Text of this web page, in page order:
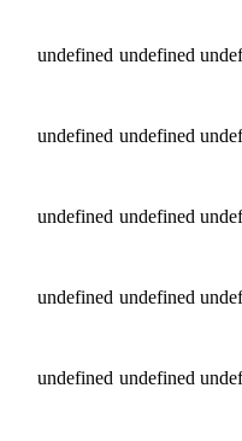
undefined undefined
undefined undefined
undefined undefined
undefined undefined
undefined undefined